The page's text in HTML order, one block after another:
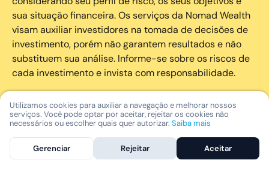
sua situação financeira. Os serviços da Nomad Wealth
visam auxiliar investidores na tomada de decisões de
investimento, porém não garantem resultados e não
substituem sua análise. Informe-se sobre os riscos de
cada investimento e invista com responsabilidade.
As marcas registradas, logotipos e marcas de serviço
que aparecem nos Serviços, incluindo, mas não se
limitando à marca registrada “Nomad” são marcas
registradas e marcas de serviço da Nomad. Outros
nomes de empresas, nomes de produtos e nomes de
Utilizamos cookies para auxiliar a navegação e melhorar nossos
serviços. Você pode optar por aceitar, rejeitar os cookies não
necessários ou escolher quais quer autorizar. Saiba mais
Gerenciar Rejeitar Aceitar